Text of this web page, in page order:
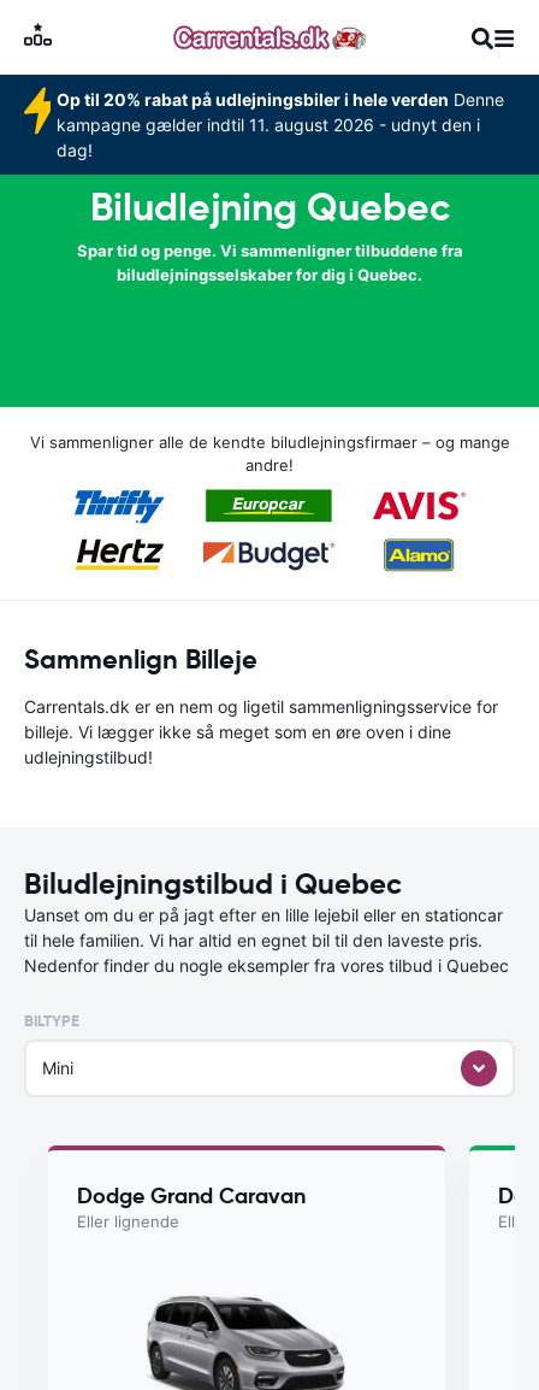
Op til 20% rabat på udlejningsbiler i hele verden Denne
kampagne gælder indtil 11. august 2026 - udnyt den i
dag!
Biludlejning Quebec
Spar tid og penge. Vi sammenligner tilbuddene fra
biludlejningsselskaber for dig i Quebec.
Vi sammenligner alle de kendte biludlejningsfirmaer – og mange
andre!
Sammenlign Billeje
Carrentals.dk er en nem og ligetil sammenligningsservice for
billeje. Vi lægger ikke så meget som en øre oven i dine
udlejningstilbud!
Biludlejningstilbud i Quebec
Uanset om du er på jagt efter en lille lejebil eller en stationcar
til hele familien. Vi har altid en egnet bil til den laveste pris.
Nedenfor finder du nogle eksempler fra vores tilbud i Quebec
BILTYPE
Mini
Dodge Grand Caravan
Eller lignende Eller